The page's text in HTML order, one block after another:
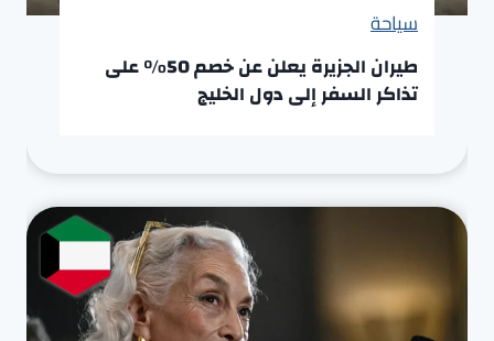
سياحة
طيران الجزيرة يعلن عن خصم 50% على
تذاكر السفر إلى دول الخليج